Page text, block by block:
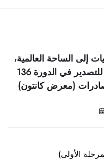
إلى الساحة العالمية،
حيث تعرض منتجاتها الموجهة للتصدير في الدورة 136
(معرض كانتون)